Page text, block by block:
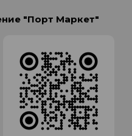
"Порт Маркет"